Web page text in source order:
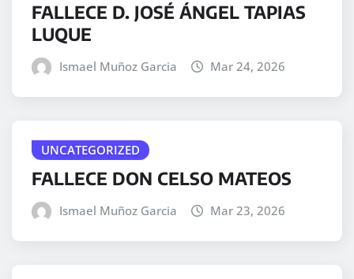
FALLECE D. JOSÉ ÁNGEL TAPIAS
LUQUE
Ismael Muñoz Garcia Mar 24, 2026
UNCATEGORIZED
FALLECE DON CELSO MATEOS
Ismael Muñoz Garcia Mar 23, 2026